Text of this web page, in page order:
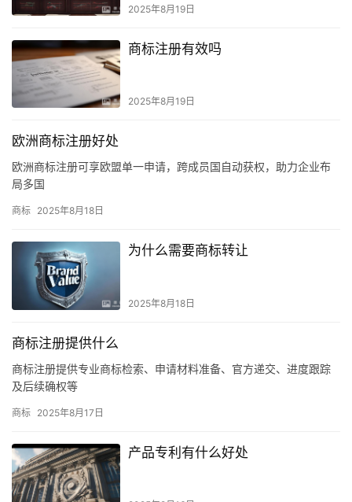
2025年8月19日
商标注册有效吗
2025年8月19日
欧洲商标注册好处
欧洲商标注册可享欧盟单一申请，跨成员国自动获权，助力企业布
局多国
商标 2025年8月18日
为什么需要商标转让
2025年8月18日
商标注册提供什么
商标注册提供专业商标检索、申请材料准备、官方递交、进度跟踪
及后续确权等
商标 2025年8月17日
产品专利有什么好处